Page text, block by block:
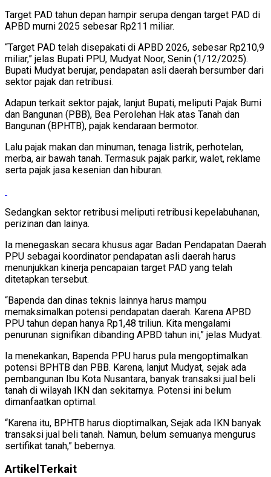
Target PAD tahun depan hampir serupa dengan target PAD di
APBD murni 2025 sebesar Rp211 miliar.
“Target PAD telah disepakati di APBD 2026, sebesar Rp210,9
miliar,” jelas Bupati PPU, Mudyat Noor, Senin (1/12/2025).
Bupati Mudyat berujar, pendapatan asli daerah bersumber dari
sektor pajak dan retribusi.
Adapun terkait sektor pajak, lanjut Bupati, meliputi Pajak Bumi
dan Bangunan (PBB), Bea Perolehan Hak atas Tanah dan
Bangunan (BPHTB), pajak kendaraan bermotor.
Lalu pajak makan dan minuman, tenaga listrik, perhotelan,
merba, air bawah tanah. Termasuk pajak parkir, walet, reklame
serta pajak jasa kesenian dan hiburan.
Sedangkan sektor retribusi meliputi retribusi kepelabuhanan,
perizinan dan lainya.
Ia menegaskan secara khusus agar Badan Pendapatan Daerah
PPU sebagai koordinator pendapatan asli daerah harus
menunjukkan kinerja pencapaian target PAD yang telah
ditetapkan tersebut.
“Bapenda dan dinas teknis lainnya harus mampu
memaksimalkan potensi pendapatan daerah. Karena APBD
PPU tahun depan hanya Rp1,48 triliun. Kita mengalami
penurunan signifikan dibanding APBD tahun ini,” jelas Mudyat.
Ia menekankan, Bapenda PPU harus pula mengoptimalkan
potensi BPHTB dan PBB. Karena, lanjut Mudyat, sejak ada
pembangunan Ibu Kota Nusantara, banyak transaksi jual beli
tanah di wilayah IKN dan sekitarnya. Potensi ini belum
dimanfaatkan optimal.
“Karena itu, BPHTB harus dioptimalkan, Sejak ada IKN banyak
transaksi jual beli tanah. Namun, belum semuanya mengurus
sertifikat tanah,” bebernya.
Artikel Terkait